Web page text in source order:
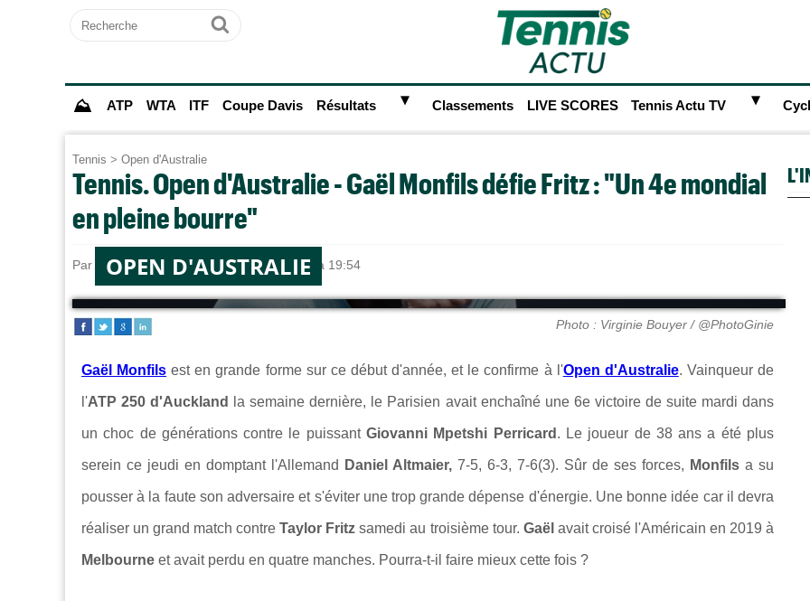
Recherche
Ok
⛰ ATP WTA ITF Coupe Davis Résultats ► Classements LIVE SCORES Tennis Actu TV ►
Tennis > Open d'Australie
Tennis. Open d'Australie - Gaël Monfils défie Fritz : "Un 4e mondial
en pleine bourre"
Par Alexandre HERCHEUXle 17/01/2025 à 19:54
OPEN D'AUSTRALIE
Photo : Virginie Bouyer / @PhotoGinie
Gaël Monfils est en grande forme sur ce début d'année, et le confirme à l'Open d'Australie. Vainqueur de
l'ATP 250 d'Auckland la semaine dernière, le Parisien avait enchaîné une 6e victoire de suite mardi dans
un choc de générations contre le puissantGiovanni Mpetshi Perricard . Le joueur de 38 ans a été plus
serein ce jeudi en domptant l'Allemand Daniel Altmaier, 7-5, 6-3, 7-6(3). Sûr de ses forces, Monfils a su
pousser à la faute son adversaire et s'éviter une trop grande dépense d'énergie. Une bonne idée car il devra
réaliser un grand match contreTaylor Fritz samedi au troisième tour. Gaël avait croisé l'Américain en 2019 à
Melbourne et avait perdu en quatre manches. Pourra-t-il faire mieux cette fois ?